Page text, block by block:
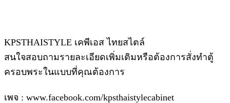
KPSTHAISTYLE เคพีเอส ไทยสไตล์
สนใจสอบถามรายละเอียดเพิ่มเติมหรือต้องการสั่งทำตู้
ครอบพระในแบบที่คุณต้องการ
เพจ : www.facebook.com/kpsthaistylecabinet